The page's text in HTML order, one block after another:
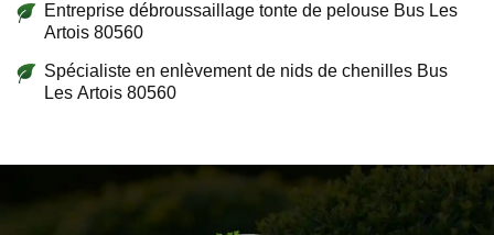
Entreprise débroussaillage tonte de pelouse Bus Les
Artois 80560
Spécialiste en enlèvement de nids de chenilles Bus
Les Artois 80560